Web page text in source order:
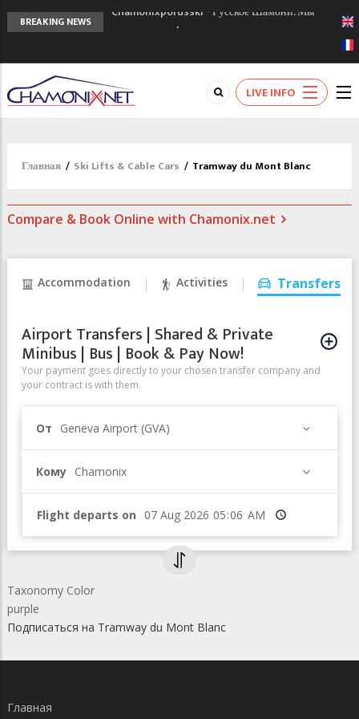
BREAKING NEWS
Chamonixporusski - Русское Шамони. Мы
вам поможем!
Шамони в 1924
Кол де Монте закрыт 11 января 2013
LIVE INFO
Главная / Ski Lifts & Cable Cars / Tramway du Mont Blanc
Compare & Book Online with Chamonix.net
Accommodation Activities Transfers
Airport Transfers | Shared & Private
Minibus | Bus | Book & Pay Now!
Your payment goes directly to your chosen transfer company and
your contract is with them.
От Geneva Airport (GVA)
Кому Chamonix
Flight departs on Время
Taxonomy Color
purple
Подписаться на Tramway du Mont Blanc
Главная